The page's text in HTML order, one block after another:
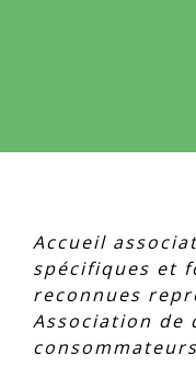
Accueil
spécifiques et
reconnues
Association de